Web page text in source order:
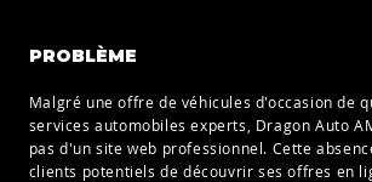
PROBLÈME
Malgré une offre de véhicules d'occasion de
services automobiles experts, Dragon Auto
pas d'un site web professionnel. Cette
clients potentiels de découvrir ses offres en